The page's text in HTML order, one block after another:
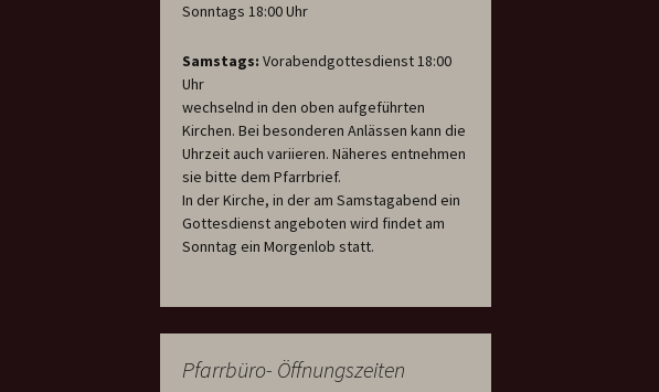
Sonntags 18:00 Uhr
Samstags: Vorabendgottesdienst 18:00
Uhr
wechselnd in den oben aufgeführten
Kirchen. Bei besonderen Anlässen kann die
Uhrzeit auch variieren. Näheres entnehmen
sie bitte dem Pfarrbrief.
In der Kirche, in der am Samstagabend ein
Gottesdienst angeboten wird findet am
Sonntag ein Morgenlob statt.
Pfarrbüro- Öffnungszeiten